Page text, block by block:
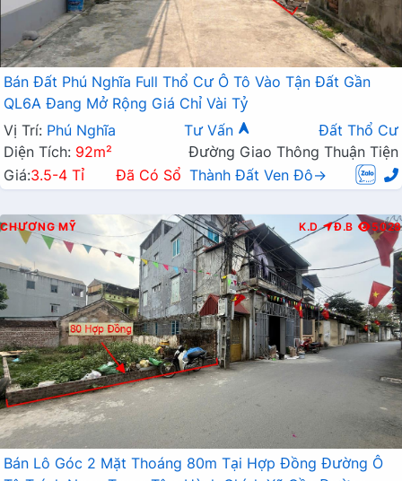
Bán Đất Phú Nghĩa Full Thổ Cư Ô Tô Vào Tận Đất Gần
QL6A Đang Mở Rộng Giá Chỉ Vài Tỷ
Vị Trí: Phú Nghĩa Tư Vấn
Đất Thổ Cư
Diện Tích: 92m²
Đường Giao Thông Thuận Tiện
Giá:3.5-4 Tỉ Đã Có Sổ Thành Đất Ven Đô→
CHƯƠNG MỸ K.D Đ.B 5028
Bán Lô Góc 2 Mặt Thoáng 80m Tại Hợp Đồng Đường Ô